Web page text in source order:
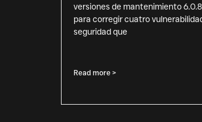
versiones de mantenimiento 6.0.8
para corregir cuatro
seguridad que
Read more >